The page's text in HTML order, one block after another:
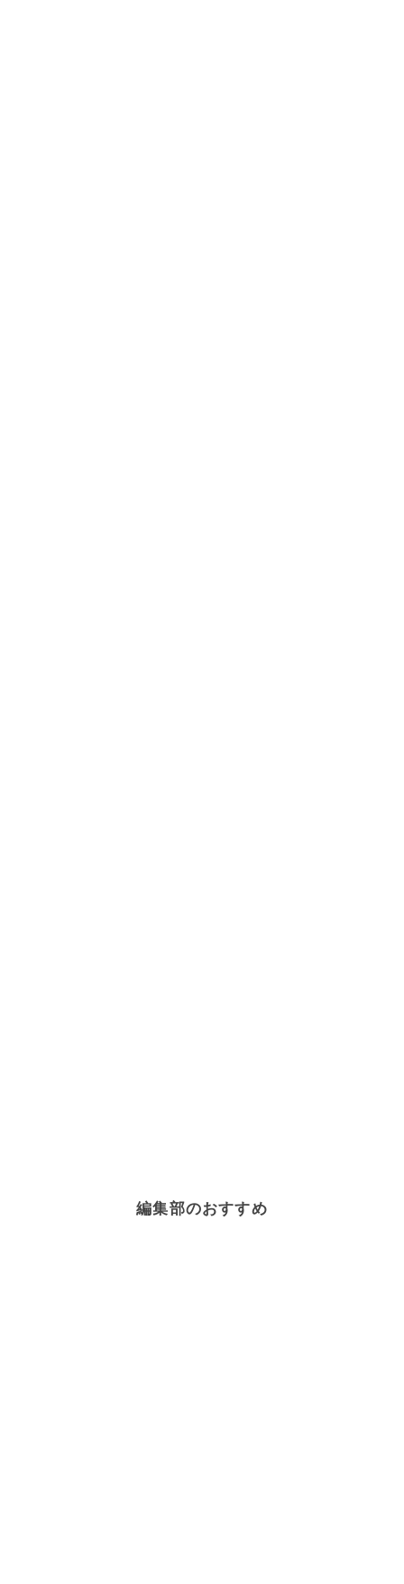
編集部のおすすめ